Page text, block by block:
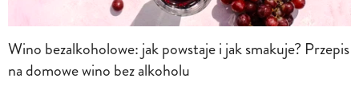
Wino bezalkoholowe: jak powstaje i jak smakuje? Przepis
na domowe wino bez alkoholu